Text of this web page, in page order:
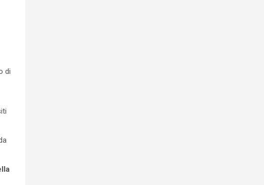
di